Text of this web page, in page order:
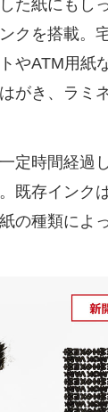
た紙にもし
クを搭載。
やATM用紙
がき、ラミ
定時間経過
既存インク
の種類によ